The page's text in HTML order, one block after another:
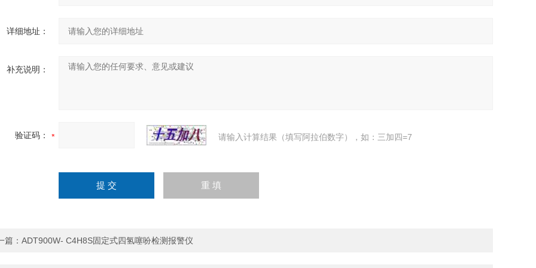
详细地址：
补充说明：
验证码： 请输入计算结果（填写阿拉伯数字），如：三加四=7
篇： ADT900W- C4H8S固定式四氢噻吩检测报警仪